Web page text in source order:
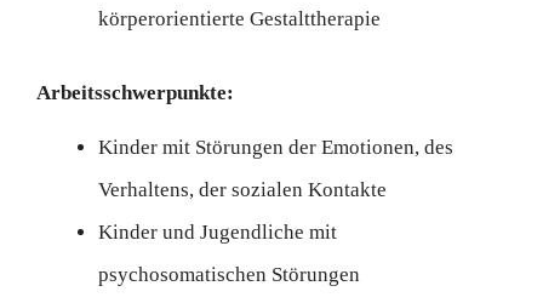
körperorientierte Gestalttherapie
Arbeitsschwerpunkte:
Kinder mit Störungen der Emotionen, des
Verhaltens, der sozialen Kontakte
Kinder und Jugendliche mit
psychosomatischen Störungen